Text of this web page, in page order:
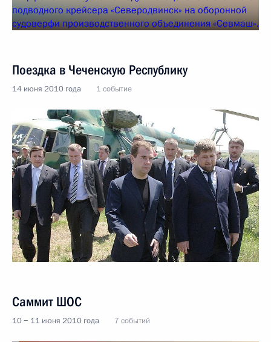
Поездка в Чеченскую Республику
14 июня 2010 года 1 событие
Саммит ШОС
10 − 11 июня 2010 года 7 событий